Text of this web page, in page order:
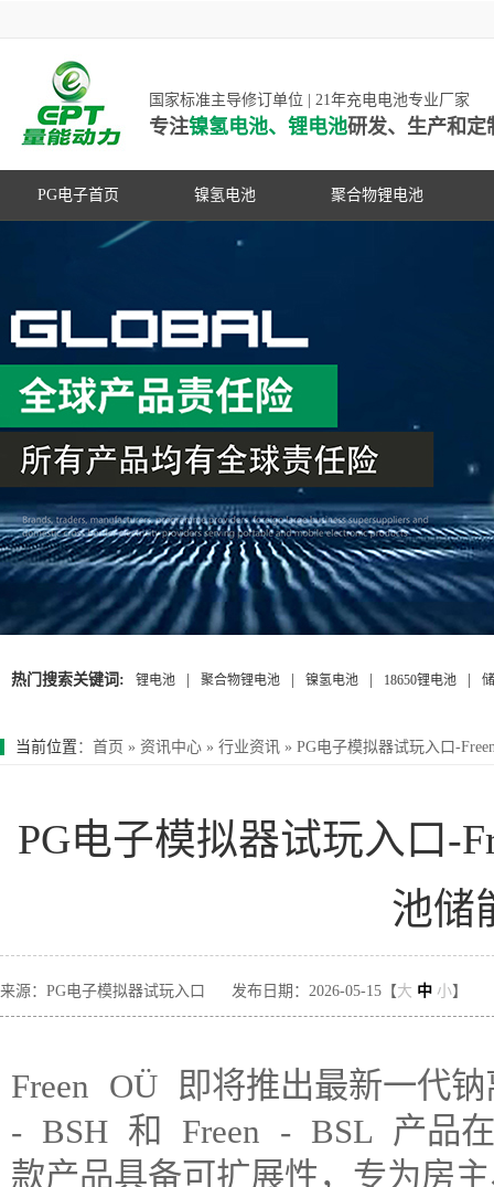
国家标准主导修订单位 | 21年充电电池专业厂家
专注镍氢电池、锂电池研发、生产和定
PG电子首页 镍氢电池 聚合物锂电池
高容量镍氢电池
超低自放电镍氢电池
动力镍氢电池
常规镍氢电池
PG游戏官网是镍氢电池国家标准主导
修订单位，并参与多项锂电池行业国
家标准的制定
热门搜索关键词: 锂电池 聚合物锂电池 镍氢电池 18650锂电池
当前位置 ： 首页 » 资讯中心 » 行业资讯 » PG电子模拟器试玩入口-
PG电子模拟器试玩入口-
池储
来源：PG电子模拟器试玩入口 发布日期：2026-05-15【大 中 小】
Freen OÜ 即将推出最新一代
- BSH 和 Freen - BSL 产品在
款产品具备可扩展性，专为房